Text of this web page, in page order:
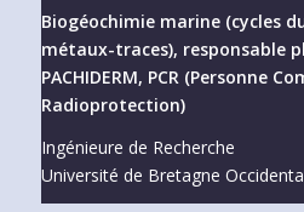
Biogéochimie marine (cycles
métaux-traces), responsable
PACHIDERM, PCR (Personne
Radioprotection)
Ingénieure de Recherche
Université de Bretagne